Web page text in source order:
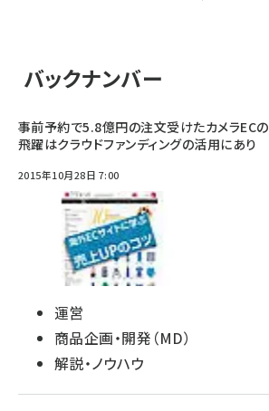
バックナンバー
事前予約で5.8億円の注文受けたカメラECの
飛躍はクラウドファンディングの活用にあり
2015年10月28日 7:00
運営
商品企画・開発（MD）
解説・ノウハウ